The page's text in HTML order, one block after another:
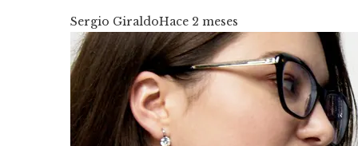
Sergio GiraldoHace 2 meses